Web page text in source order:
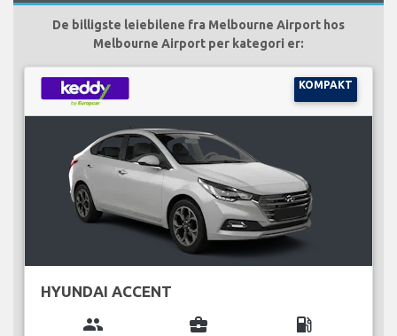
De billigste leiebilene fra Melbourne Airport hos
Melbourne Airport per kategori er:
KOMPAKT
HYUNDAI ACCENT
group business_center local_gas_station